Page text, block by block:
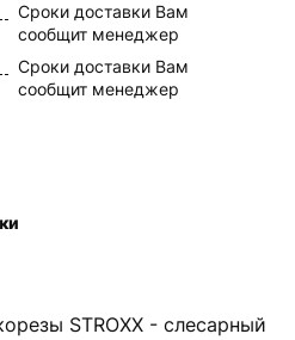
Сроки доставки Вам
сообщит менеджер
Сроки доставки Вам
сообщит менеджер
STROXX - слесарный